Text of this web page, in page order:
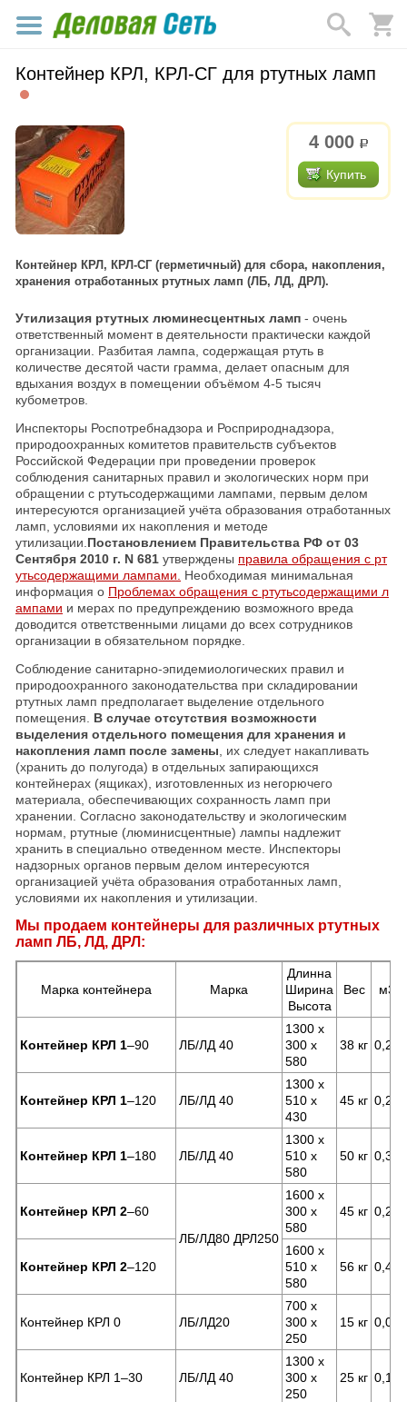
Контейнер КРЛ, КРЛ-СГ для ртутных ламп
4 000 р.
Купить
Контейнер КРЛ, КРЛ-СГ (герметичный) для сбора, накопления,
хранения отработанных ртутных ламп (ЛБ, ЛД, ДРЛ).
Утилизация ртутных люминесцентных ламп - очень
ответственный момент в деятельности практически каждой
организации. Разбитая лампа, содержащая ртуть в
количестве десятой части грамма, делает опасным для
вдыхания воздух в помещении объёмом 4-5 тысяч
кубометров.
Инспекторы Роспотребнадзора и Росприроднадзора,
природоохранных комитетов правительств субъектов
Российской Федерации при проведении проверок
соблюдения санитарных правил и экологических норм при
обращении с ртутьсодержащими лампами, первым делом
интересуются организацией учёта образования отработанных
ламп, условиями их накопления и методе
утилизации. Постановлением Правительства РФ от 03
Сентября 2010 г. N 681 утверждены правила обращения с рт
утьсодержащими лампами.
Необходимая минимальная
информация о Проблемах обращения с ртутьсодержащими л
ампами и мерах по предупреждению возможного вреда
доводится ответственными лицами до всех сотрудников
организации в обязательном порядке.
Соблюдение санитарно-эпидемиологических правил и
природоохранного законодательства при складировании
ртутных ламп предполагает выделение отдельного
помещения. В случае отсутствия возможности
выделения отдельного помещения для хранения и
накопления ламп после замены , их следует накапливать
(хранить до полугода) в отдельных запирающихся
контейнерах (ящиках), изготовленных из негорючего
материала, обеспечивающих сохранность ламп при
хранении. Согласно законодательству и экологическим
нормам, ртутные (люминисцентные) лампы надлежит
хранить в специально отведенном месте. Инспекторы
надзорных органов первым делом интересуются
организацией учёта образования отработанных ламп,
условиями их накопления и утилизации.
Мы продаем контейнеры для различных ртутных
ламп ЛБ, ЛД, ДРЛ:
Марка контейнера Марка
Длинна
Ширина
Высота
Вес м3
Контейнер КРЛ 1–90 ЛБ/ЛД 40
1300 x
300 x
580
38 кг 0,23
Контейнер КРЛ 1–120 ЛБ/ЛД 40
1300 x
510 x
430
45 кг 0,29
Контейнер КРЛ 1–180 ЛБ/ЛД 40
1300 x
510 x
580
50 кг 0,39
Контейнер КРЛ 2–60
ЛБ/ЛД80 ДРЛ250
1600 x
300 x
580
45 кг 0,28
Контейнер КРЛ 2–120
1600 x
510 x
580
56 кг 0,47
Контейнер КРЛ 0 ЛБ/ЛД20
700 x
300 x
250
15 кг 0,05
Контейнер КРЛ 1–30 ЛБ/ЛД 40
1300 x
300 x
250
25 кг 0,10